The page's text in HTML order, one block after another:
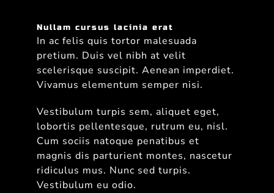
Nullam cursus lacinia erat
In ac felis quis tortor malesuada
pretium. Duis vel nibh at velit
scelerisque suscipit. Aenean imperdiet.
Vivamus elementum semper nisi.
Vestibulum turpis sem, aliquet eget,
lobortis pellentesque, rutrum eu, nisl.
Cum sociis natoque penatibus et
magnis dis parturient montes, nascetur
ridiculus mus. Nunc sed turpis.
Vestibulum eu odio.